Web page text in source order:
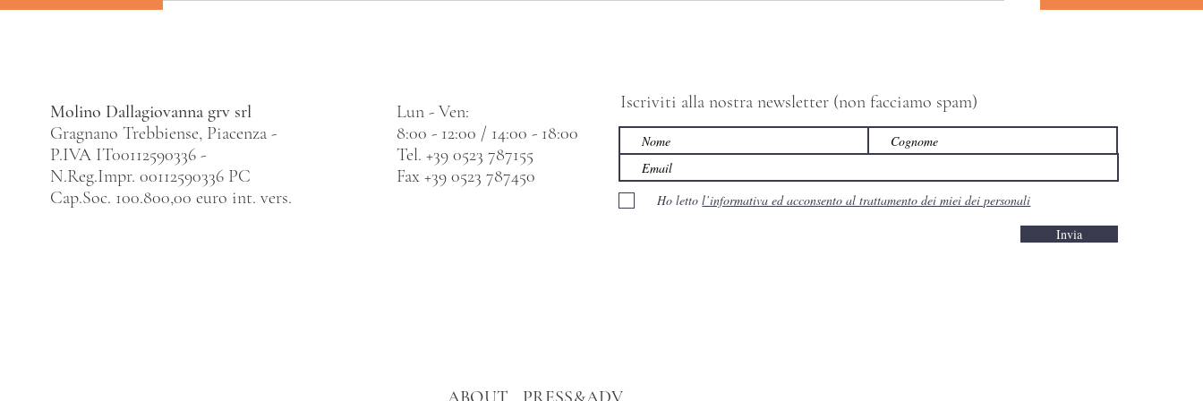
Molino Dallagiovanna grv srl
Gragnano Trebbiense, Piacenza -
P.IVA IT00112590336 -
N.Reg.Impr. 00112590336 PC
Cap.Soc. 100.800,00 euro int. vers.
Lun - Ven:
8:00 - 12:00 / 14:00 - 18:00
Tel. +39 0523 787155
Fax +39 0523 787450
Iscriviti alla nostra newsletter (non facciamo spam)
Ho letto l’informativa ed acconsento al trattamento dei miei dei personali
Invia